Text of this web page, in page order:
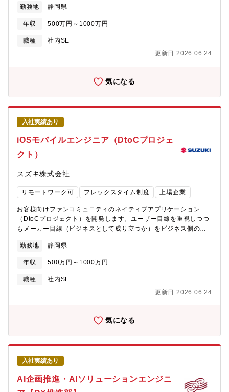
向上を実感できます。
応える迅速な開発・安定運用を推進するポジションです。また、
AIの進化により、業務プロセスのみならず開発プロセスも含め、
大きな変革を実現できるフェーズに入っています。私たちはこれ
から、人とAIの役割分担を意識し、AI活用を前提とした業務プロ
中で、リーダーとして業務・開発プロセスへのAI活用のビジョン
形にしていける仲間を募集しています。<< 入社者が担当する具体
的な業務 >>① 販売店業務システム（四輪販売／整備／部品販売／
会計 等）について、業務部門の課題整理・要求定義をリード
し、 要件定義～外部設計～テスト方針～リリース計画～運用設
計までを一貫して推進 （関係者合意形成、優先度判断、品質・
スケジュール管理を含む）② システム開発委託パートナーの管理
（契約、委託案件選定、委託範囲、コスト、スケジュール）③ 問
い合わせ／障害対応における一次切り分け方針の策定、関係者
（業務部門・パートナー）との調整、 恒久対策の意思決定と再
視化、改善テーマの選定、関係者合意形成、改善ロードマップ策
定～実行管理 （AI活用を含む業務/開発プロセス変革の推進）<<
採用背景 >>コネクテッドや先進安全技術、シェアリングなど
スの要求にこたえる迅速な開発・運用が求められています。開
発・運用の推進に加え、IT専門家として業務部門と共に企画立案
を行うなど、幅広くリードできる人材を求めています。セールス
／サービス（整備）等の部門と協力し、お客様目線であるべき姿
ッション >>【ビジョン】 データとテクノロジーの力で、顧客の
【MISSION】 デジタルとフィジカルでお客様との接点を拡大
し、顧客中心の思想に基づき、高度なデータ活用と システム最
客様と直接接点を持つ販売店の現場で、お客様が求める「ちょど
点 ：浜松駅北オフィス・フレックス適用 ：
8時間）・在宅勤務利用状況 ：推奨していない<< 入社後の教
育体制（立ち上がり支援） >>私たちの部門では、新入社員がスム
勤務地 静岡県
年収 500万円～1000万円
職種
社内SE
更新日 2026.06.24
気になる
入社実績あり
iOSモバイルエンジニア（DtoCプロジェ
クト）
スズキ株式会社
リモートワーク可 フレックスタイム制度 上場企業
お客様向けファンコミュニティのネイティブアプリケーション
（DtoCプロジェクト）を開発します。ユーザー目線を重視しつつ
もメーカー目線（ビジネスとして成り立つか）をビジネス側のメ
す。<< 具体的には >>・iOSモバイルエンジニアのアプリケーショ
ン開発・若手エンジニアへのコーチング・他のチームメンバーと
緊密な連携・テストケースとテストスイートの作成・自動化テス
ト、単体テストの作成・コードカバレッジ分析・セキュリティテ
ために、ユーザーと繋がるファンコミュニティマーケティングア
じ、ユーザーを理解・分析し、得られたデータを元に新たなる商
品やサービス開発を行う予定です。以前よりも増して開発体制の
強化を図っているため今回の募集に至りました。<< 部門のミッシ
ョン >>DtoCプロジェクトミッション：お客様の期待を超える価
値を提供し続け、スズキをもっと好きになって頂
く （スズキが生活になくてはなら
ない存在へ）所属する部門ミッション ：当社ＩＴ本部では、
ソフトウェア開発の内製化に取り組んでいま
勤務地 静岡県
年収 500万円～1000万円
職種
社内SE
更新日 2026.06.24
気になる
入社実績あり
AI企画推進・AIソリューションエンジニ